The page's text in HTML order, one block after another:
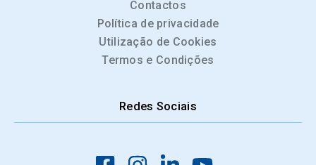
Contactos
Política de privacidade
Utilização de Cookies
Termos e Condições
Redes Sociais